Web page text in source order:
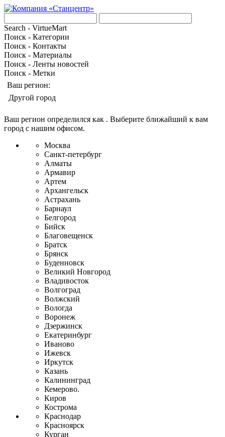
Search - VirtueMart
Поиск - Категории
Поиск - Контакты
Поиск - Материалы
Поиск - Ленты новостей
Поиск - Метки
Ваш регион:
Другой город
Ваш регион определился как . Выберите ближайший к вам
город с нашим офисом.
Москва
Санкт-петербург
Алматы
Армавир
Артем
Архангельск
Астрахань
Барнаул
Белгород
Бийск
Благовещенск
Братск
Брянск
Буденновск
Великий Новгород
Владивосток
Волгоград
Волжский
Вологда
Воронеж
Дзержинск
Екатеринбург
Иваново
Ижевск
Иркутск
Казань
Калининград
Кемерово.
Киров
Кострома
Краснодар
Красноярск
Курган